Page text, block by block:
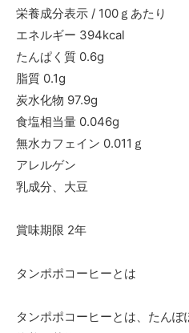
栄養成分表示 / 100ｇあたり
エネルギー 394kcal
たんぱく質 0.6g
脂質 0.1g
炭水化物 97.9g
食塩相当量 0.046g
無水カフェイン 0.011ｇ
アレルゲン
乳成分、大豆
賞味期限 2年
タンポポコーヒーとは
タンポポコーヒーとは、たん